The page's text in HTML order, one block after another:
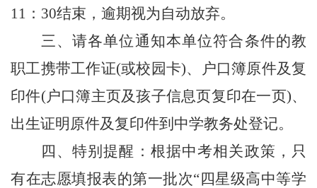
11 ： 30结束，逾期视为自动放弃。
三、请各单位通知本单位符合条件的教
职工携带工作证(或校园卡)、户口簿原件及复
印件(户口簿主页及孩子信息页复印在一页)、
出生证明原件及复印件到中学教务处登记。
四、特别提醒：根据中考相关政策，只
有在志愿填报表的第一批次“四星级高中等学